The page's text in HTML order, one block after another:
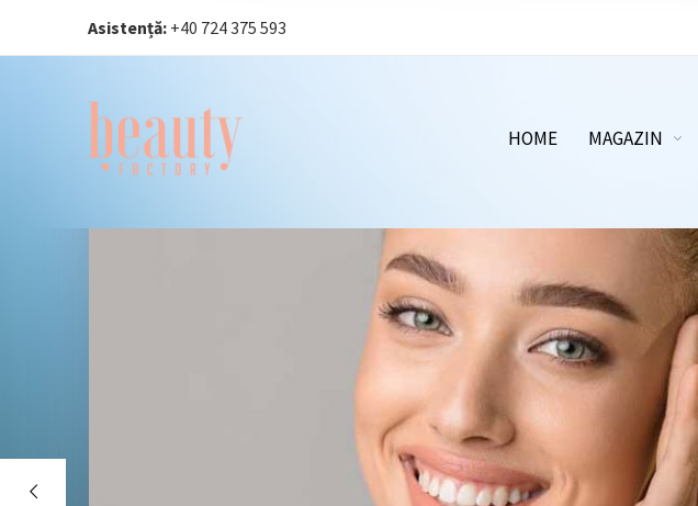
Asistență: +40 724 375 593‬
HOME MAGAZIN